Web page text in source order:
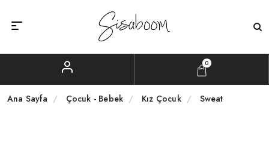
0
Ana Sayfa Çocuk - Bebek Kız Çocuk Sweat